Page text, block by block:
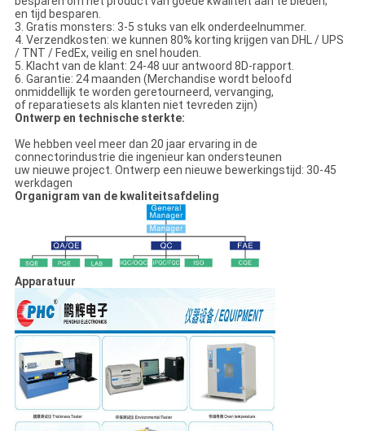
en tijd besparen.
3. Gratis monsters: 3-5 stuks van elk onderdeelnummer.
4. Verzendkosten: we kunnen 80% korting krijgen van DHL / UPS
/ TNT / FedEx, veilig en snel houden.
5. Klacht van de klant: 24-48 uur antwoord 8D-rapport.
6. Garantie: 24 maanden (Merchandise wordt beloofd
onmiddellijk te worden geretourneerd, vervanging,
of reparatiesets als klanten niet tevreden zijn)
Ontwerp en technische sterkte:
We hebben veel meer dan 20 jaar ervaring in de
connectorindustrie die ingenieur kan ondersteunen
uw nieuwe project. Ontwerp een nieuwe bewerkingstijd: 30-45
werkdagen
Organigram van de kwaliteitsafdeling
Apparatuur